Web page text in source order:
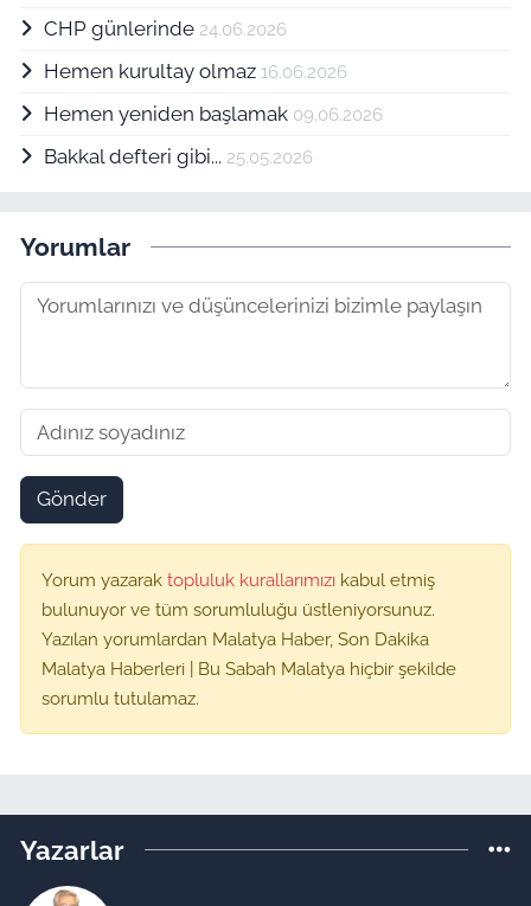
CHP günlerinde 24.06.2026
Hemen kurultay olmaz 16.06.2026
Hemen yeniden başlamak 09.06.2026
Bakkal defteri gibi... 25.05.2026
Yorumlar
Gönder
Yorum yazarak topluluk kurallarımızı kabul etmiş
bulunuyor ve tüm sorumluluğu üstleniyorsunuz.
Yazılan yorumlardan Malatya Haber, Son Dakika
Malatya Haberleri | Bu Sabah Malatya hiçbir şekilde
sorumlu tutulamaz.
Yazarlar